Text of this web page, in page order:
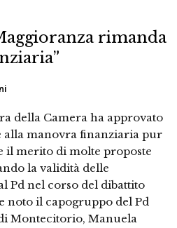
rimanda
della Camera ha approvato
alla manovra finanziaria pur
il merito di molte proposte
la validità delle
Pd nel corso del dibattito
noto il capogruppo del Pd
Montecitorio, Manuela